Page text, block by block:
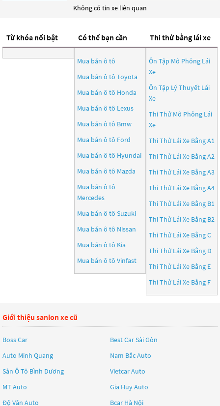
Không có tin xe liên quan
Từ khóa nổi bật Có thể bạn cần
Mua bán ô tô
Mua bán ô tô Toyota
Mua bán ô tô Honda
Mua bán ô tô Lexus
Mua bán ô tô Bmw
Mua bán ô tô Ford
Mua bán ô tô Hyundai
Mua bán ô tô Mazda
Mua bán ô tô
Mercedes
Mua bán ô tô Suzuki
Mua bán ô tô Nissan
Mua bán ô tô Kia
Mua bán ô tô Vinfast
Thi thử bằng lái xe
Ôn Tập Mô Phỏng Lái
Xe
Ôn Tập Lý Thuyết Lái
Xe
Thi Thử Mô Phỏng Lái
Xe
Thi Thử Lái Xe Bằng A1
Thi Thử Lái Xe Bằng A2
Thi Thử Lái Xe Bằng A3
Thi Thử Lái Xe Bằng A4
Thi Thử Lái Xe Bằng B1
Thi Thử Lái Xe Bằng B2
Thi Thử Lái Xe Bằng C
Thi Thử Lái Xe Bằng D
Thi Thử Lái Xe Bằng E
Thi Thử Lái Xe Bằng F
Giới thiệu sanlon xe cũ
Boss Car
Best Car Sài Gòn
Auto Minh Quang
Nam Bắc Auto
Sàn Ô Tô Bình Dương
Vietcar Auto
MT Auto
Gia Huy Auto
Độ Vân Auto
Bcar Hà Nội